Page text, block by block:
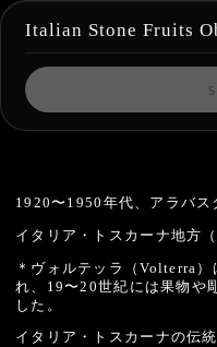
Italian Stone Fruits
1920〜1950年代、アラバス
イタリア・トスカーナ地方
＊ヴォルテッラ（Volterra
れ、19〜20世紀には果物や
した。
イタリア・トスカーナの伝